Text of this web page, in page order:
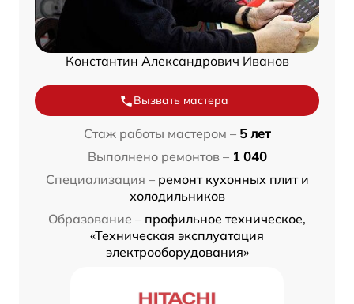
Константин Александрович Иванов
Вызвать мастера
Стаж работы мастером – 5 лет
Выполнено ремонтов – 1 040
Специализация – ремонт кухонных плит и
холодильников
Образование – профильное техническое,
«Техническая эксплуатация
электрооборудования»